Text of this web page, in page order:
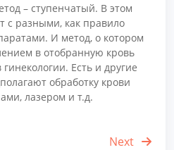
– ступенчатый. В этом
с разными, как правило
И метод, о котором
в отобранную кровь
Есть и другие
обработку крови
лазером и т.д.
Next